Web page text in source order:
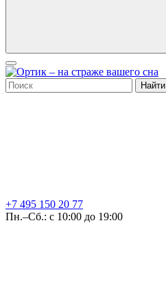
Найти
+7 495 150 20 77
Пн.–Сб.: с 10:00 до 19:00